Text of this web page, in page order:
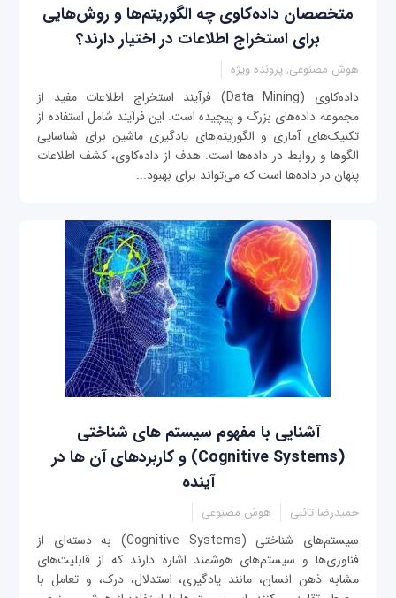
متخصصان داده‌کاوی چه الگوریتم‌ها و روش‌هایی
برای استخراج اطلاعات در اختیار دارند؟
هوش مصنوعی, پرونده ویژه
داده‌کاوی (Data Mining) فرآیند استخراج اطلاعات مفید از
مجموعه داده‌های بزرگ و پیچیده است. این فرآیند شامل استفاده از
تکنیک‌های آماری و الگوریتم‌های یادگیری ماشین برای شناسایی
الگوها و روابط در داده‌ها است. هدف از داده‌کاوی، کشف اطلاعات
پنهان در داده‌ها است که می‌تواند برای بهبود...
آشنایی با مفهوم سیستم های شناختی
(Cognitive Systems) و کاربردهای آن ها در
آینده
حمیدرضا تائبی هوش مصنوعی
سیستم‌های شناختی (Cognitive Systems) به دسته‌ای از
فناوری‌ها و سیستم‌های هوشمند اشاره دارند که از قابلیت‌های
مشابه ذهن انسان، مانند یادگیری، استدلال، درک، و تعامل با